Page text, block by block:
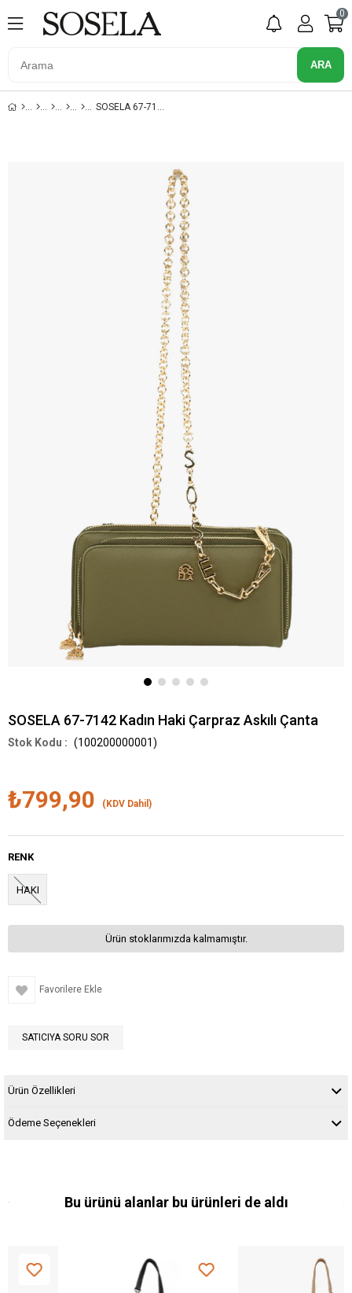
0
SOSELA 67-7142 KADIN HAKI ÇARPRAZ ASKILI ÇANTA
SOSELA 67-7142 Kadın Haki Çarpraz Askılı Çanta
(100200000001)
₺799,90 (KDV Dahil)
RENK
HAKI
Ürün stoklarımızda kalmamıştır.
Favorilere Ekle
SATICIYA SORU SOR
Ürün Özellikleri
Ödeme Seçenekleri
Bu ürünü alanlar bu ürünleri de aldı